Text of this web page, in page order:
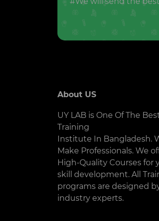
About US
UY LAB is One Of The
Training
Institute In Bangladesh.
Make Professionals. We
High-Quality Courses for
skill development. All
programs are designed
industry experts.